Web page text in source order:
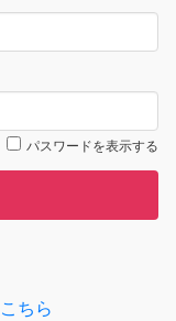
パスワードを表示する
こちら